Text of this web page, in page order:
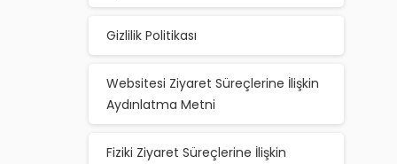
Gizlilik Politikası
Websitesi Ziyaret Süreçlerine İlişkin
Aydınlatma Metni
Fiziki Ziyaret Süreçlerine İlişkin